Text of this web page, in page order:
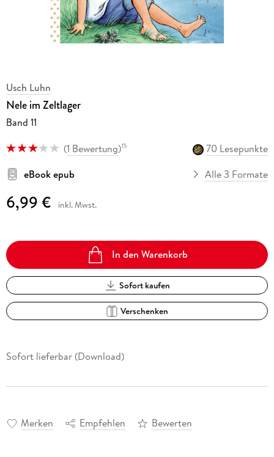
Usch Luhn
Nele im Zeltlager
Band 11
(1 Bewertung)15
70 Lesepunkte
eBook epub
Alle 3 Formate
6,99 € inkl. Mwst.
In den Warenkorb
Sofort kaufen
Verschenken
Sofort lieferbar (Download)
Merken Empfehlen Bewerten